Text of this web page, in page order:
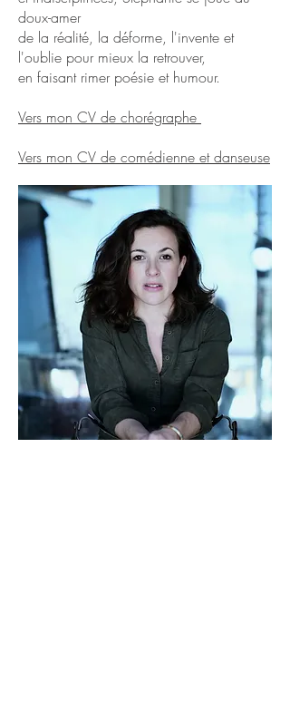
doux-amer
de la réalité, la déforme, l'invente et
l'oublie pour mieux la retrouver,
en faisant rimer poésie et humour.
Vers mon CV de chorégraphe
Vers mon CV de comédienne et danseuse